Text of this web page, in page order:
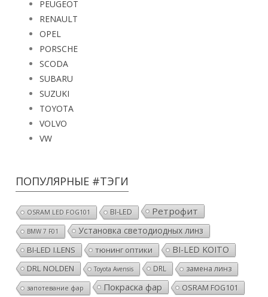
PEUGEOT
RENAULT
OPEL
PORSCHE
SCODA
SUBARU
SUZUKI
TOYOTA
VOLVO
VW
ПОПУЛЯРНЫЕ #ТЭГИ
OSRAM LED FOG101 BI-LED Ретрофит
BMW 7 F01 Установка светодиодных линз
BI-LED I.LENS тюнинг оптики BI-LED KOITO
DRL NOLDEN Toyota Avensis DRL замена линз
запотевание фар Покраска фар OSRAM FOG101